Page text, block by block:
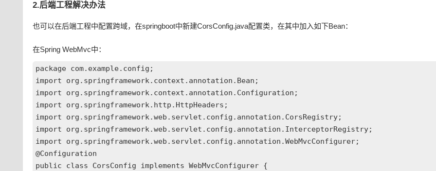
2.后端工程解决办法
也可以在后端工程中配置跨域，在springboot中新建CorsConfig.java配置类，在其中加入如下Bean：
在Spring WebMvc中：
package com.example.config;
import org.springframework.context.annotation.Bean;
import org.springframework.context.annotation.Configuration;
import org.springframework.http.HttpHeaders;
import org.springframework.web.servlet.config.annotation.CorsRegistry;
import org.springframework.web.servlet.config.annotation.InterceptorRegistry;
import org.springframework.web.servlet.config.annotation.WebMvcConfigurer;
@Configuration
public class CorsConfig implements WebMvcConfigurer {